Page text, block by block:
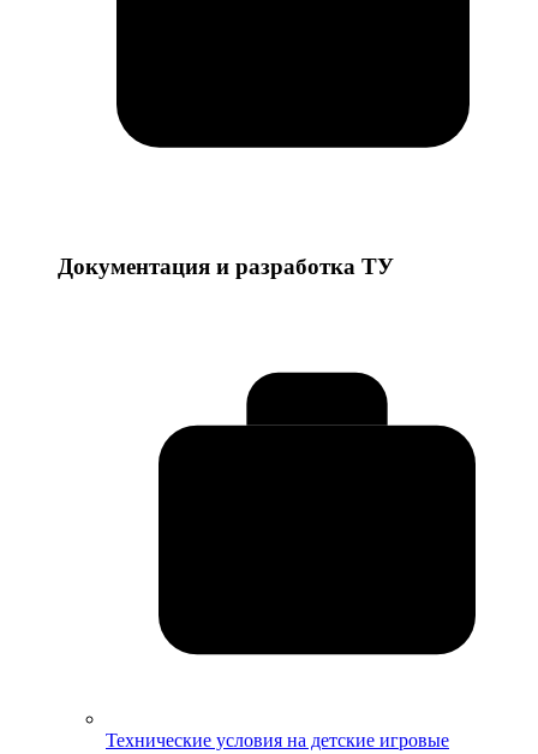
Документация и разработка ТУ
Технические условия на детские игровые